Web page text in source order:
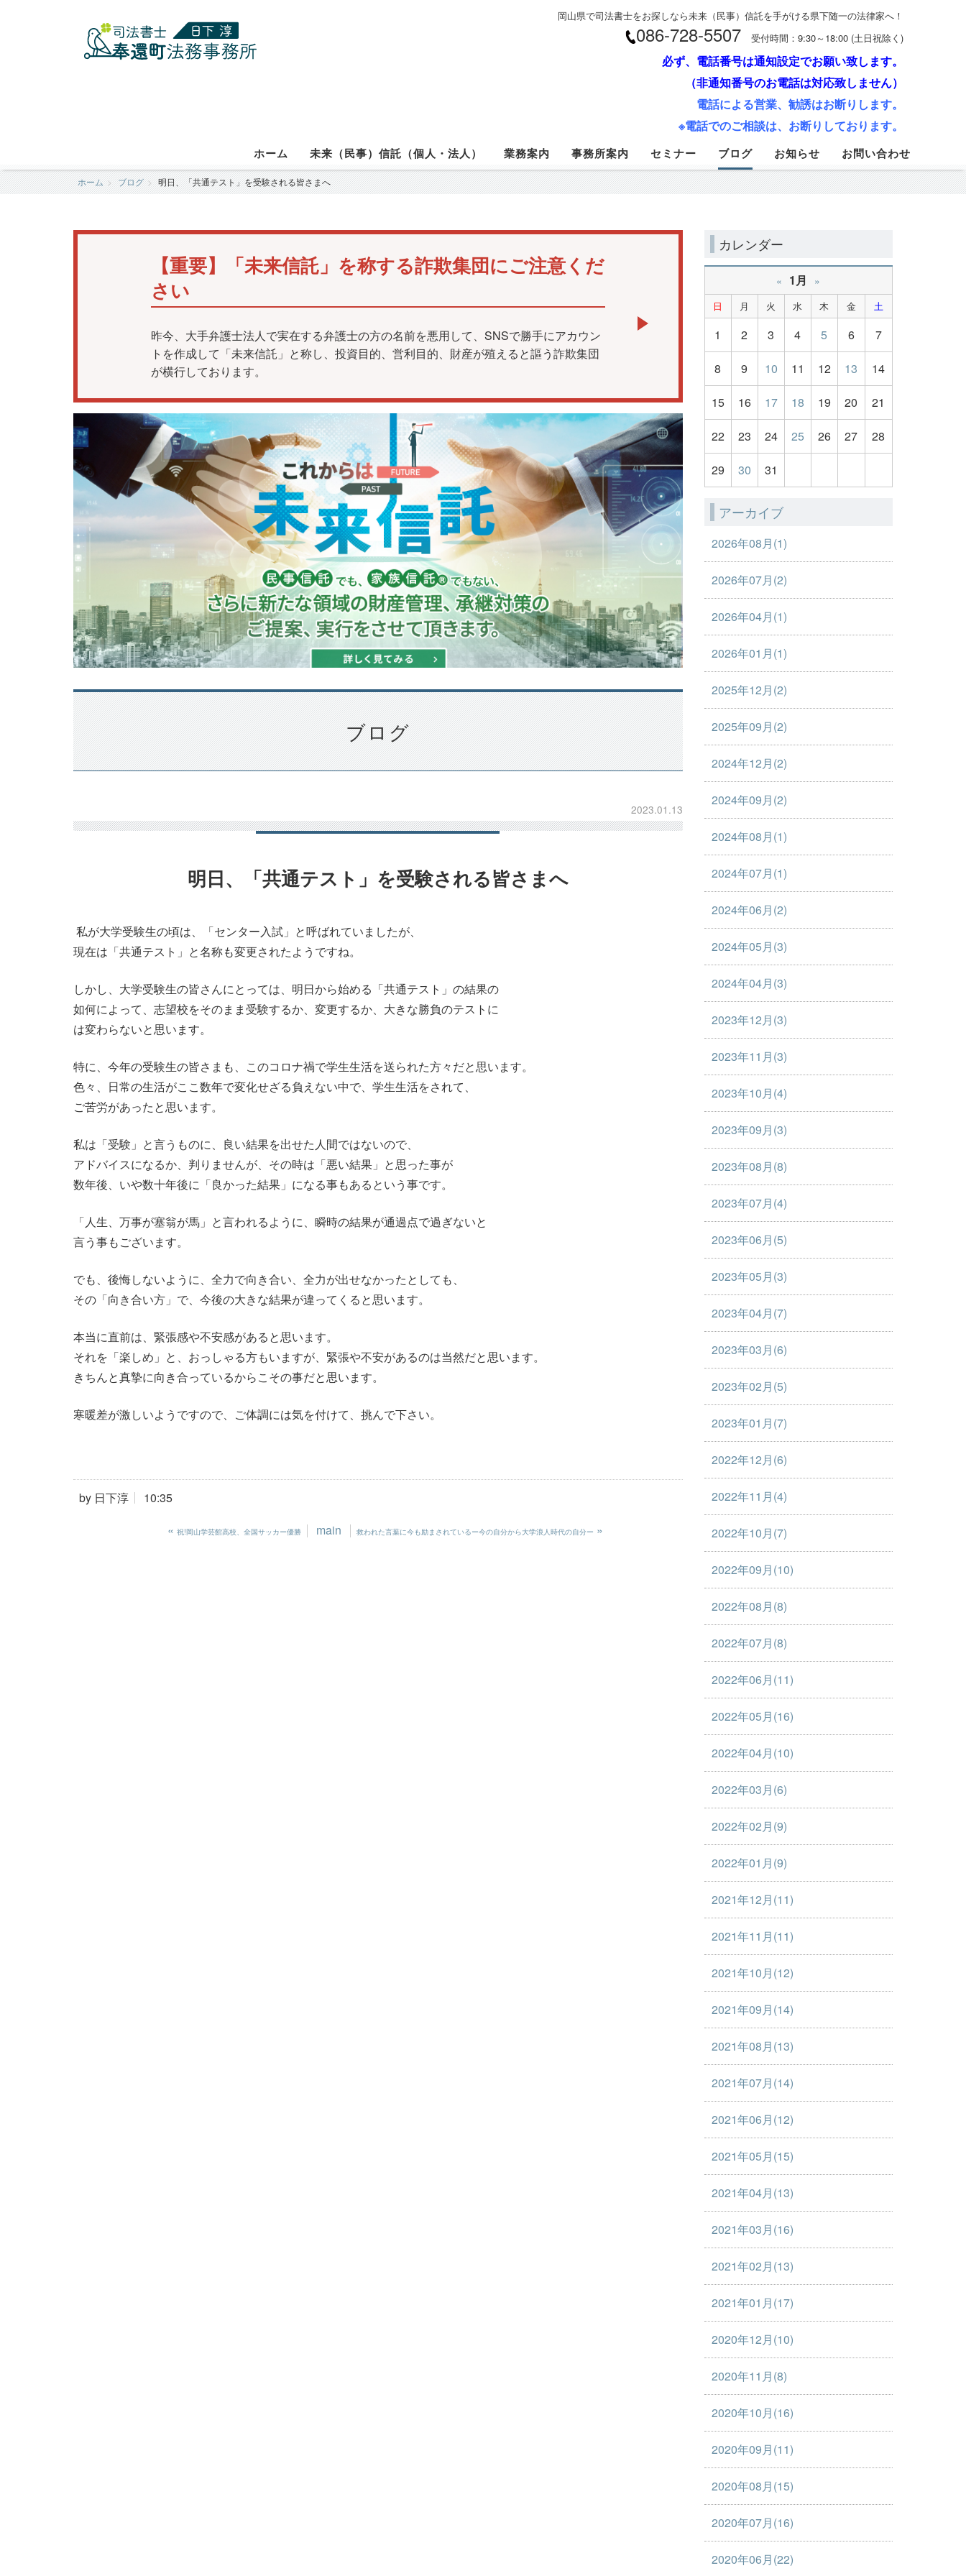
岡山県で司法書士をお探しなら未来（民事）信託を手がける県下随一の法律家へ！
086-728-5507 受付時間：9:30～18:00 (土日祝除く)
必ず、電話番号は通知設定でお願い致します。
（非通知番号のお電話は対応致しません）
電話による営業、勧誘はお断りします。
※電話でのご相談は、お断りしております。
ホーム 未来（民事）信託（個人・法人） 業務案内 事務所案内 セミナー ブログ お知らせ お問い合わせ
ホーム ブログ 明日、「共通テスト」を受験される皆さまへ
【重要】「未来信託」を称する詐欺集団にご注意くだ
さい
昨今、大手弁護士法人で実在する弁護士の方の名前を悪用して、SNSで勝手にアカウン
トを作成して「未来信託」と称し、投資目的、営利目的、財産が殖えると謳う詐欺集団
が横行しております。
ブログ
2023.01.13
明日、「共通テスト」を受験される皆さまへ
私が大学受験生の頃は、「センター入試」と呼ばれていましたが、
現在は「共通テスト」と名称も変更されたようですね。
しかし、大学受験生の皆さんにとっては、明日から始める「共通テスト」の結果の
如何によって、志望校をそのまま受験するか、変更するか、大きな勝負のテストに
は変わらないと思います。
特に、今年の受験生の皆さまも、このコロナ禍で学生生活を送られた方々だと思います。
色々、日常の生活がここ数年で変化せざる負えない中で、学生生活をされて、
ご苦労があったと思います。
私は「受験」と言うものに、良い結果を出せた人間ではないので、
アドバイスになるか、判りませんが、その時は「悪い結果」と思った事が
数年後、いや数十年後に「良かった結果」になる事もあるという事です。
「人生、万事が塞翁が馬」と言われるように、瞬時の結果が通過点で過ぎないと
言う事もございます。
でも、後悔しないように、全力で向き合い、全力が出せなかったとしても、
その「向き合い方」で、今後の大きな結果が違ってくると思います。
本当に直前は、緊張感や不安感があると思います。
それを「楽しめ」と、おっしゃる方もいますが、緊張や不安があるのは当然だと思います。
きちんと真摯に向き合っているからこその事だと思います。
寒暖差が激しいようですので、ご体調には気を付けて、挑んで下さい。
by 日下淳
10:35
« 祝!岡山学芸館高校、全国サッカー優勝 main 救われた言葉に今も励まされているー今の自分から大学浪人時代の自分ー »
カレンダー
« 1月 »
日 月 火 水 木 金 土
1 2 3 4 5 6 7
8 9 10 11 12 13 14
15 16 17 18 19 20 21
22 23 24 25 26 27 28
29 30 31
アーカイブ
2026年08月(1)
2026年07月(2)
2026年04月(1)
2026年01月(1)
2025年12月(2)
2025年09月(2)
2024年12月(2)
2024年09月(2)
2024年08月(1)
2024年07月(1)
2024年06月(2)
2024年05月(3)
2024年04月(3)
2023年12月(3)
2023年11月(3)
2023年10月(4)
2023年09月(3)
2023年08月(8)
2023年07月(4)
2023年06月(5)
2023年05月(3)
2023年04月(7)
2023年03月(6)
2023年02月(5)
2023年01月(7)
2022年12月(6)
2022年11月(4)
2022年10月(7)
2022年09月(10)
2022年08月(8)
2022年07月(8)
2022年06月(11)
2022年05月(16)
2022年04月(10)
2022年03月(6)
2022年02月(9)
2022年01月(9)
2021年12月(11)
2021年11月(11)
2021年10月(12)
2021年09月(14)
2021年08月(13)
2021年07月(14)
2021年06月(12)
2021年05月(15)
2021年04月(13)
2021年03月(16)
2021年02月(13)
2021年01月(17)
2020年12月(10)
2020年11月(8)
2020年10月(16)
2020年09月(11)
2020年08月(15)
2020年07月(16)
2020年06月(22)